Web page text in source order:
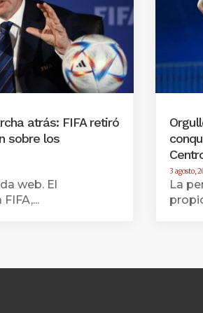
atrás: FIFA retiró
sobre los
web. El
3 agosto,
La